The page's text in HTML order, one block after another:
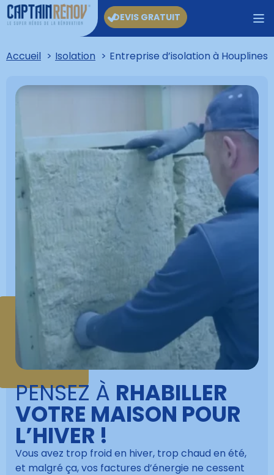
DEVIS GRATUIT
Accueil Isolation Entreprise d’isolation à Houplines
PENSEZ À RHABILLER
VOTRE MAISON POUR
L’HIVER !
Vous avez trop froid en hiver, trop chaud en été,
et malgré ça, vos factures d’énergie ne cessent